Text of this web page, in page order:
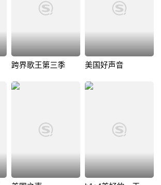
跨界歌王第三季 美国好声音